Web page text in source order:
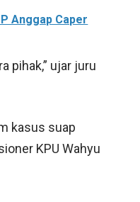
Anggap Caper
pihak,” ujar juru
kasus suap
KPU Wahyu